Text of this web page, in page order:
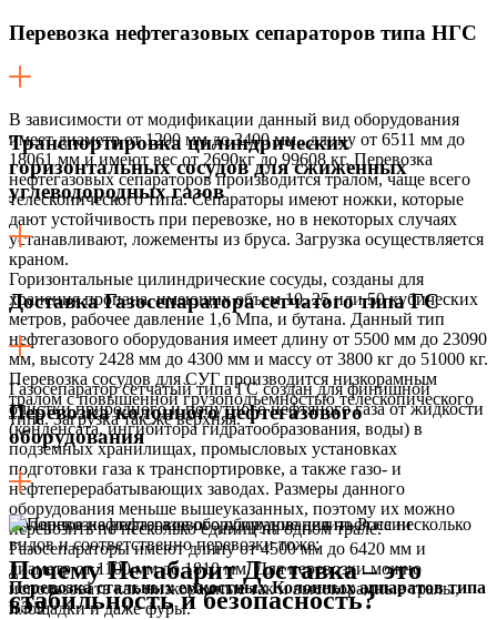
Перевозка нефтегазовых сепараторов типа НГС
В зависимости от модификации данный вид оборудования
имеет диаметр от 1200 мм до 3400 мм , длину от 6511 мм до
18061 мм и имеют вес от 2690кг до 99608 кг. Перевозка
нефтегазовых сепараторов производится тралом, чаще всего
телескопического типа. Сепараторы имеют ножки, которые
дают устойчивость при перевозке, но в некоторых случаях
устанавливают, ложементы из бруса. Загрузка осуществляется
краном.
Транспортировка цилиндрических
горизонтальных сосудов для сжиженных
углеводородных газов
Горизонтальные цилиндрические сосуды, созданы для
хранения пропана, имеющих объем 10, 25 или 50 кубических
метров, рабочее давление 1,6 Мпа, и бутана. Данный тип
нефтегазового оборудования имеет длину от 5500 мм до 23090
мм, высоту 2428 мм до 4300 мм и массу от 3800 кг до 51000 кг.
Перевозка сосудов для СУГ производится низкорамным
тралом с повышенной грузоподъемностью телескопического
типа. Загрузка так же верхняя.
Доставка Газосепаратора сетчатого типа ГС
Газосепаратор сетчатый типа ГС создан для финишной
очистки природного и попутного нефтяного газа от жидкости
(конденсата, ингибитора гидратообразования, воды) в
подземных хранилищах, промысловых установках
подготовки газа к транспортировке, а также газо- и
нефтеперерабатывающих заводах. Размеры данного
оборудования меньше вышеуказанных, поэтому их можно
перевозить по несколько единиц на одном трале.
Газосепараторы имеют длину от 4500 мм до 6420 мм и
диаметр от 1100 мм до 1810 мм. Для перевозки можно
использовать как низкорамные так и высокорамные тралы,
площадки и даже фуры.
Перевозка колонного нефтегазового
оборудования
Колонное нефтегазовое оборудование делиться на несколько
видов и соответственно перевозки тоже:
Перевозка стальных емкостных Колонных аппаратов типа
ВЭЭ
Почему Негабарит Доставка – это
стабильность и безопасность?